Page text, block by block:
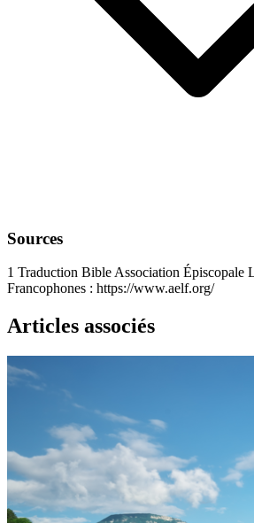
Sources
1 Traduction Bible Association Épiscopale
Francophones : https://www.aelf.org/
Articles associés